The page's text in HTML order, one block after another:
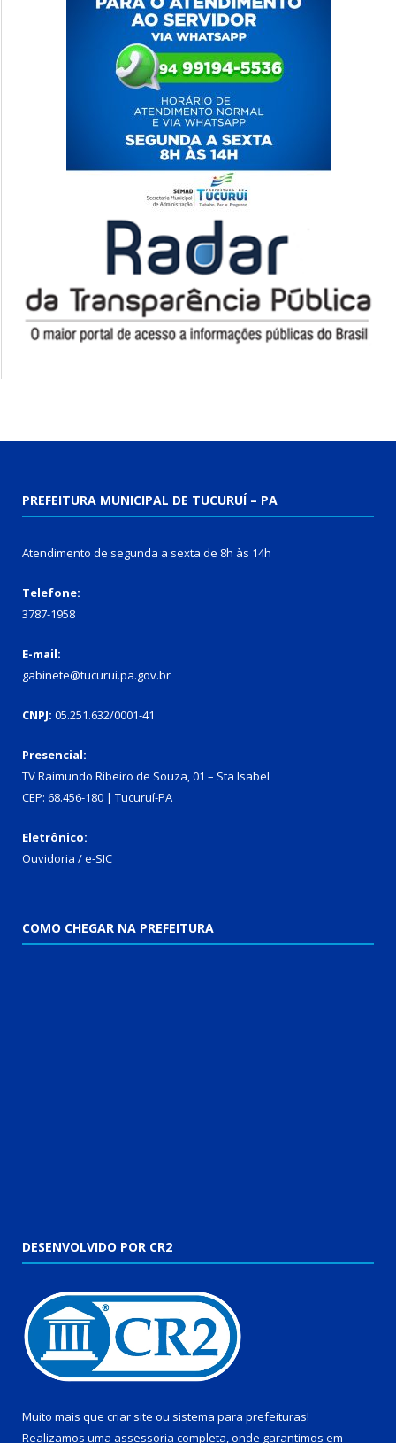
PREFEITURA MUNICIPAL DE TUCURUÍ – PA
Atendimento de segunda a sexta de 8h às 14h
Telefone:
3787-1958
E-mail:
gabinete@tucurui.pa.gov.br
CNPJ: 05.251.632/0001-41
Presencial:
TV Raimundo Ribeiro de Souza, 01 – Sta Isabel
CEP: 68.456-180 | Tucuruí-PA
Eletrônico:
Ouvidoria /e-SIC
COMO CHEGAR NA PREFEITURA
DESENVOLVIDO POR CR2
Muito mais que criar site ou sistema para prefeituras!
Realizamos uma assessoria completa, onde garantimos em